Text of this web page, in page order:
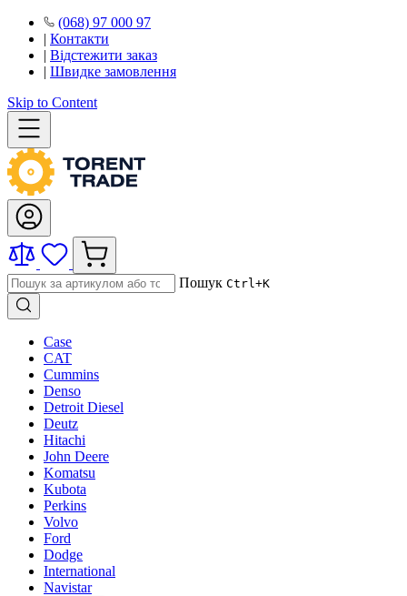
(068) 97 000 97
| Контакти
| Відстежити заказ
| Швидке замовлення
Skip to Content
Пошук Ctrl+K
Case
CAT
Cummins
Denso
Detroit Diesel
Deutz
Hitachi
John Deere
Komatsu
Kubota
Perkins
Volvo
Ford
Dodge
International
Navistar